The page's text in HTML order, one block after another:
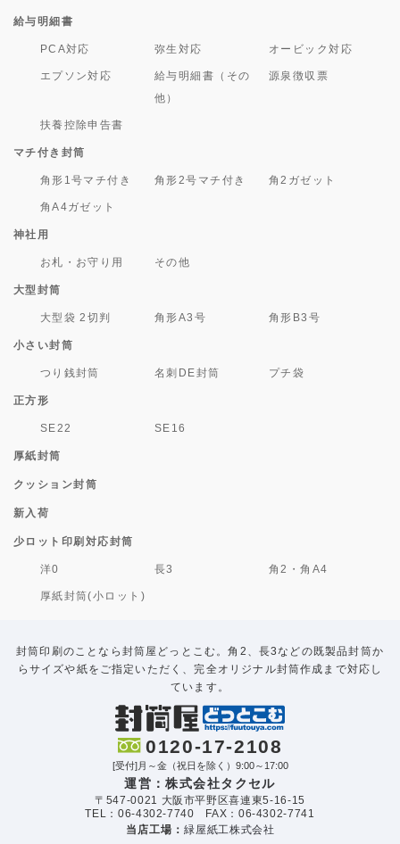
給与明細書
PCA対応 弥生対応 オービック対応
エプソン対応
給与明細書（その
他）
源泉徴収票
扶養控除申告書
マチ付き封筒
角形1号マチ付き 角形2号マチ付き 角2ガゼット
角A4ガゼット
神社用
お札・お守り用 その他
大型封筒
大型袋 2切判 角形A3号 角形B3号
小さい封筒
つり銭封筒 名刺DE封筒 プチ袋
正方形
SE22 SE16
厚紙封筒
クッション封筒
新入荷
少ロット印刷対応封筒
洋0 長3 角2・角A4
厚紙封筒(小ロット)
封筒印刷のことなら封筒屋どっとこむ。角2、長3などの既製品封筒か
らサイズや紙をご指定いただく、完全オリジナル封筒作成まで対応し
ています。
0120-17-2108
[受付]月～金（祝日を除く）9:00～17:00
運営：株式会社タクセル
〒547-0021 大阪市平野区喜連東5-16-15
TEL：06-4302-7740 FAX：06-4302-7741
当店工場：緑屋紙工株式会社